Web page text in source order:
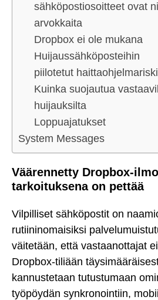
sähköpostiosoitteet ovat
arvokkaita
Dropbox ei ole mukana
Huijaussähköposteihin
piilotetut
Kuinka suojautua
huijauksilta
Loppuajatukset
System Messages
Väärennetty Dropbox-
tarkoituksena on pettää
Vilpilliset sähköpostit on
rutiininomaisiksi
väitetään, että vastaanottajat
Dropbox-tiliään
kannustetaan tutustumaan
työpöydän synkronointiin,